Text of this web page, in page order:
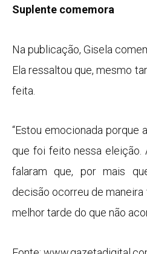
Suplente comemora
Na publicação, Gisela
Ela ressaltou que, mesmo
feita.
“Estou emocionada porque
que foi feito nessa eleição.
falaram que, por mais
decisão ocorreu de
melhor tarde do que não